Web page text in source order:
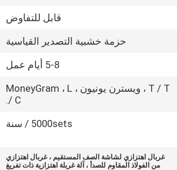
قابل للتفاوض
حزمة خشبية التصدير القياسية
5-8 أيام عمل
T / T ، ويسترن يونيون ، MoneyGram ، L
/ C.
5000sets / سنة
غربال اهتزازي لشاشة الصف المستقيم ، غربال اهتزازي
من الفولاذ المقاوم للصدأ ، آلة غربلة اهتزازية ذات تفريغ